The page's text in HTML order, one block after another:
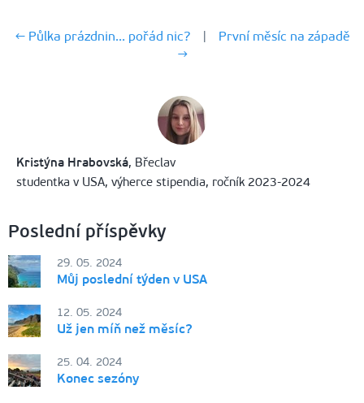
← Půlka prázdnin... pořád nic? |
První měsíc na západě
→
Kristýna Hrabovská, Břeclav
studentka v USA, výherce stipendia, ročník 2023-2024
Poslední příspěvky
29. 05. 2024
Můj poslední týden v USA
12. 05. 2024
Už jen míň než měsíc?
25. 04. 2024
Konec sezóny